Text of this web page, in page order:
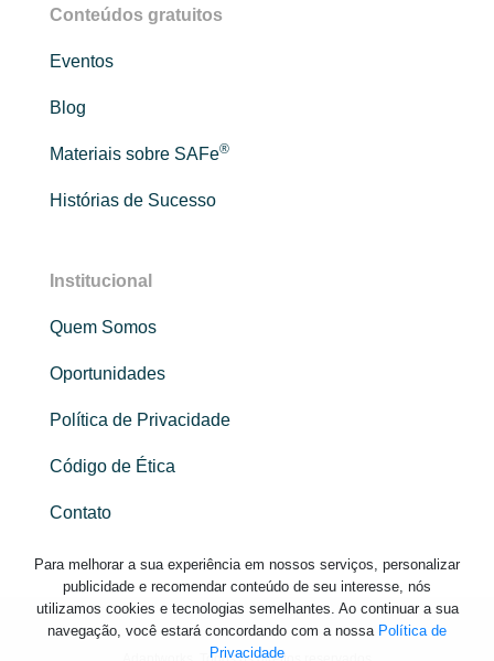
Conteúdos gratuitos
Eventos
Blog
Materiais sobre SAFe®
Histórias de Sucesso
Institucional
Quem Somos
Oportunidades
Política de Privacidade
Código de Ética
Contato
Para melhorar a sua experiência em nossos serviços, personalizar
publicidade e recomendar conteúdo de seu interesse, nós
utilizamos cookies e tecnologias semelhantes. Ao continuar a sua
navegação, você estará concordando com a nossa Política de
Privacidade